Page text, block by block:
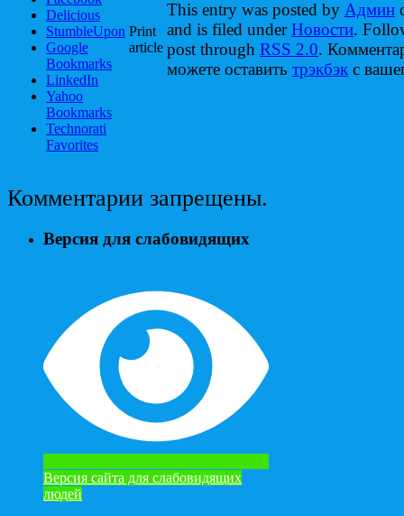
Delicious
StumbleUpon
Google
Bookmarks
LinkedIn
Yahoo
Bookmarks
Technorati
Favorites
Print
article
This entry was posted by Админ
and is filed underНовости.
post through RSS 2.0.
можете оставить трэкбэк с
Комментарии запрещены.
Версия для слабовидящих
Версия сайта для слабовидящих
людей